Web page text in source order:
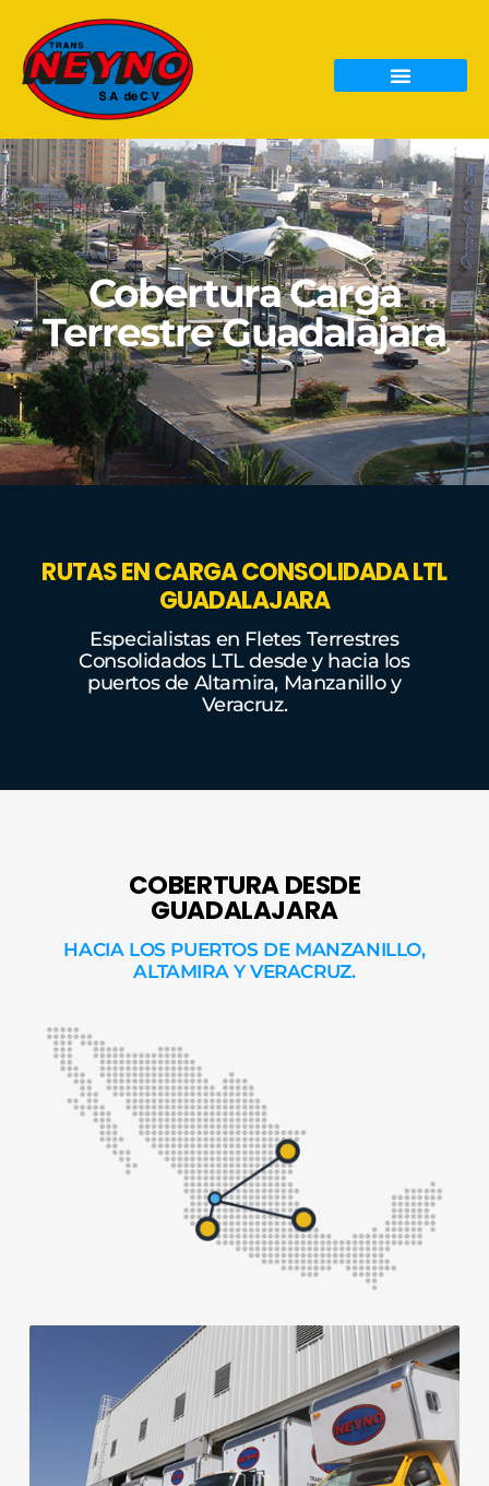
Cobertura Carga
Terrestre Guadalajara
RUTAS EN CARGA CONSOLIDADA LTL
GUADALAJARA
Especialistas en Fletes Terrestres
Consolidados LTL desde y hacia los
puertos de Altamira, Manzanillo y
Veracruz.
COBERTURA DESDE
GUADALAJARA
HACIA LOS PUERTOS DE MANZANILLO,
ALTAMIRA Y VERACRUZ.